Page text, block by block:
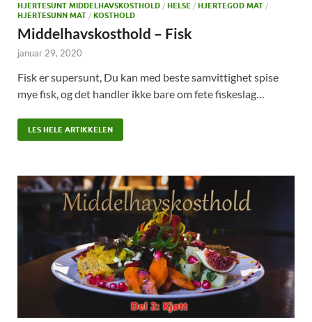
HJERTESUNT MIDDELHAVSKOSTHOLD / HELSE / HJERTEGOD MAT /
HJERTESUNN MAT / KOSTHOLD
Middelhavskosthold – Fisk
januar 29, 2020
Fisk er supersunt, Du kan med beste samvittighet spise
mye fisk, og det handler ikke bare om fete fiskeslag…
LES HELE ARTIKKELEN